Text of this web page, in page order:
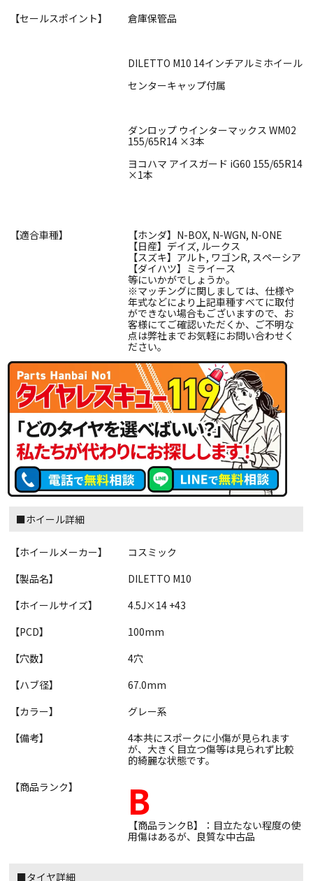
【セールスポイント】
倉庫保管品
DILETTO M10 14インチアルミホイール
センターキャップ付属
ダンロップ ウインターマックス WM02
155/65R14 ×3本
ヨコハマ アイスガード iG60 155/65R14
×1本
【適合車種】
【ホンダ】N-BOX, N-WGN, N-ONE
【日産】デイズ, ルークス
【スズキ】アルト, ワゴンR, スペーシア
【ダイハツ】ミライース
等にいかがでしょうか。
※マッチングに関しましては、仕様や
年式などにより上記車種すべてに取付
ができない場合もございますので、お
客様にてご確認いただくか、ご不明な
点は弊社までお気軽にお問い合わせく
ださい。
■ホイール詳細
【ホイールメーカー】
コスミック
【製品名】
DILETTO M10
【ホイールサイズ】
4.5J×14 +43
【PCD】
100mm
【穴数】
4穴
【ハブ径】
67.0mm
【カラー】
グレー系
【備考】
4本共にスポークに小傷が見られます
が、大きく目立つ傷等は見られず比較
的綺麗な状態です。
【商品ランク】
B
【商品ランクB】：目立たない程度の使
用傷はあるが、良質な中古品
■タイヤ詳細